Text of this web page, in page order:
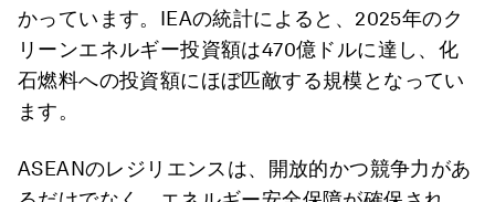
かっています。IEAの統計によると、2025年のク
リーンエネルギー投資額は470億ドルに達し、化
石燃料への投資額にほぼ匹敵する規模となってい
ます。
ASEANのレジリエンスは、開放的かつ競争力があ